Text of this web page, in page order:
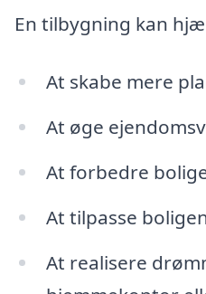
En tilbygning kan
At skabe mere
At øge
At forbedre
At tilpasse
At realisere